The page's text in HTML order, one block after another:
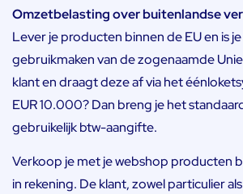
Omzetbelasting over buitenlandse
Lever je producten binnen de EU en is
gebruikmaken van de zogenaamde
klant en draagt deze af via het
EUR 10.000? Dan breng je het
gebruikelijk btw-aangifte.
Verkoop je met je webshop producten
in rekening. De klant, zowel particulier